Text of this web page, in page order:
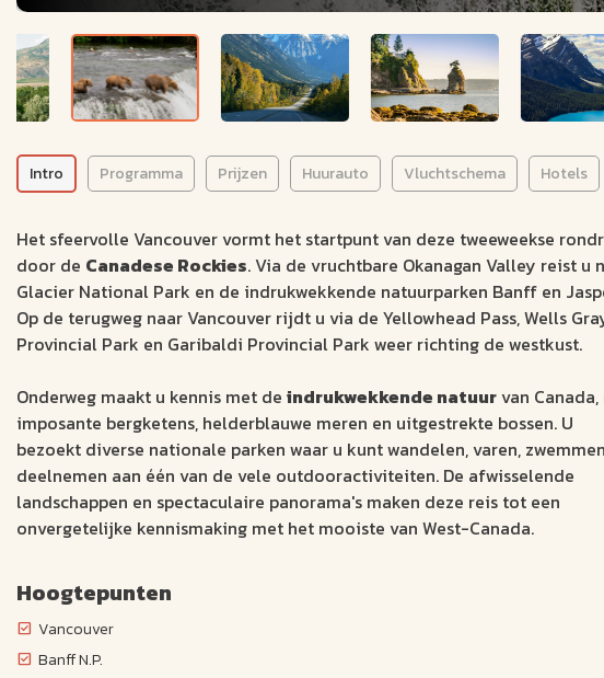
Intro Programma Prijzen Huurauto Vluchtschema Hotels
Het sfeervolle Vancouver vormt het startpunt van deze tweeweekse
door de Canadese Rockies. Via de vruchtbare Okanagan Valley reist u
Glacier National Park en de indrukwekkende natuurparken Banff en
Op de terugweg naar Vancouver rijdt u via de Yellowhead Pass, Wells
Provincial Park en Garibaldi Provincial Park weer richting de westkust.
Onderweg maakt u kennis met de indrukwekkende natuurvan
imposante bergketens, helderblauwe meren en uitgestrekte bossen. U
bezoekt diverse nationale parken waar u kunt wandelen, varen,
deelnemen aan één van de vele outdooractiviteiten. De afwisselende
landschappen en spectaculaire panorama's maken deze reis tot een
onvergetelijke kennismaking met het mooiste van West-Canada.
Hoogtepunten
Vancouver
Banff N.P.